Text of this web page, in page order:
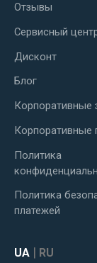
Отзывы
Сервисный
Дисконт
Блог
Корпоративные
Корпоративные
Политика
Политика
платежей
UA | RU